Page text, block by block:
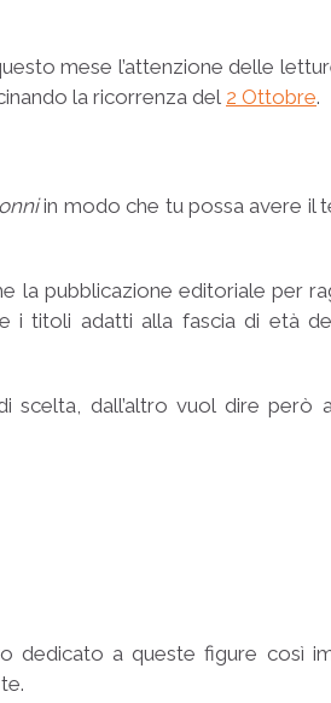
mese l’attenzione delle
la ricorrenza del 2 Ottobre.
in modo che tu possa avere il
la pubblicazione editoriale per
titoli adatti alla fascia di età
scelta, dall’altro vuol dire però
dedicato a queste figure così